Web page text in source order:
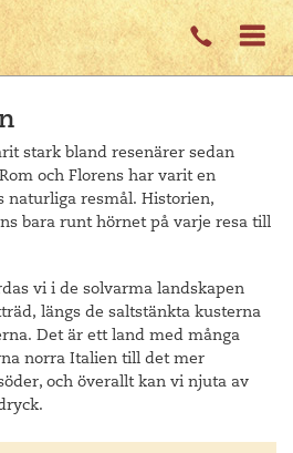
stark bland resenärer sedan
och Florens har varit en
naturliga resmål. Historien,
bara runt hörnet på varje resa till
vi i de solvarma landskapen
längs de saltstänkta kusterna
Det är ett land med många
norra Italien till det mer
och överallt kan vi njuta av